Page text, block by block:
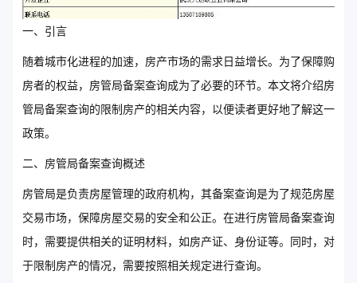
一、引言
随着城市化进程的加速，房产市场的需求日益增长。为了保障购
房者的权益，房管局备案查询成为了必要的环节。本文将介绍房
管局备案查询的限制房产的相关内容，以便读者更好地了解这一
政策。
二、房管局备案查询概述
房管局是负责房屋管理的政府机构，其备案查询是为了规范房屋
交易市场，保障房屋交易的安全和公正。在进行房管局备案查询
时，需要提供相关的证明材料，如房产证、身份证等。同时，对
于限制房产的情况，需要按照相关规定进行查询。